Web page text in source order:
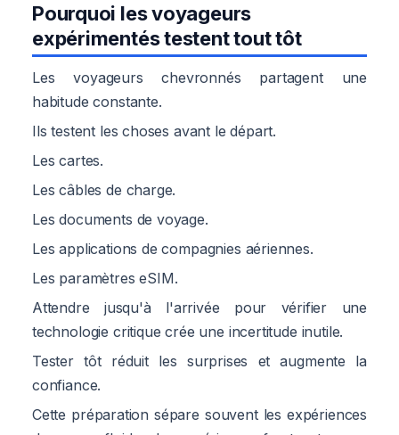
Pourquoi les voyageurs
expérimentés testent tout tôt
Les voyageurs chevronnés partagent une
habitude constante.
Ils testent les choses avant le départ.
Les cartes.
Les câbles de charge.
Les documents de voyage.
Les applications de compagnies aériennes.
Les paramètres eSIM.
Attendre jusqu'à l'arrivée pour vérifier une
technologie critique crée une incertitude inutile.
Tester tôt réduit les surprises et augmente la
confiance.
Cette préparation sépare souvent les expériences